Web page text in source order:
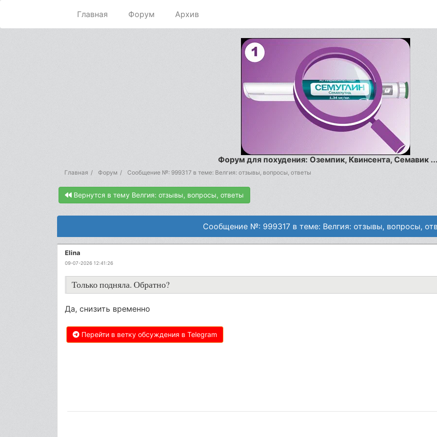
Главная Форум Архив
Форум для похудения: Оземпик, Квинсента, Семавик
Главная Форум Сообщение №: 999317 в теме: Велгия: отзывы, вопросы, ответы
Вернутся в тему Велгия: отзывы, вопросы, ответы
Сообщение №: 999317 в теме: Велгия: отзывы, вопросы,
Elina
09-07-2026 12:41:26
Только подняла. Обратно?
Да, снизить временно
Перейти в ветку обсуждения в Telegram